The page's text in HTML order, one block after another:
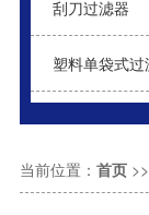
刮刀过滤器
塑料单袋式过
当前位置： 首页>>